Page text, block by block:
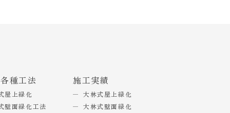
種工法
屋上緑化
壁面緑化工法
施工実績
大林式屋上緑化
大林式壁面緑化